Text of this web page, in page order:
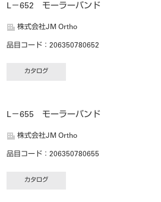
L－652 モーラーバンド
株式会社JM Ortho
品目コード ：206350780652
カタログ
L－655 モーラーバンド
株式会社JM Ortho
品目コード ：206350780655
カタログ